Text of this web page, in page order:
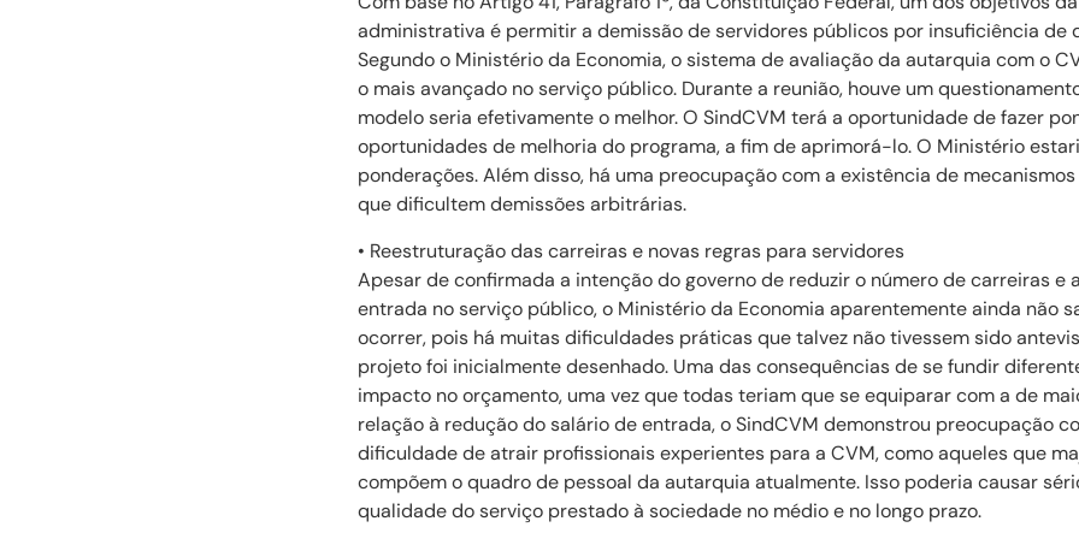
administrativa é permitir a demissão de servidores públicos por insuficiência de
Segundo o Ministério da Economia, o sistema de avaliação da autarquia com o
o mais avançado no serviço público. Durante a reunião, houve um
modelo seria efetivamente o melhor. O SindCVM terá a oportunidade de fazer
oportunidades de melhoria do programa, a fim de aprimorá-lo. O Ministério
ponderações. Além disso, há uma preocupação com a existência de
que dificultem demissões arbitrárias.
• Reestruturação das carreiras e novas regras para servidores
Apesar de confirmada a intenção do governo de reduzir o número de carreiras e
entrada no serviço público, o Ministério da Economia aparentemente ainda não
ocorrer, pois há muitas dificuldades práticas que talvez não tivessem sido
projeto foi inicialmente desenhado. Uma das consequências de se fundir
impacto no orçamento, uma vez que todas teriam que se equiparar com a de
relação à redução do salário de entrada, o SindCVM demonstrou preocupação
dificuldade de atrair profissionais experientes para a CVM, como aqueles que
compõem o quadro de pessoal da autarquia atualmente. Isso poderia causar
qualidade do serviço prestado à sociedade no médio e no longo prazo.